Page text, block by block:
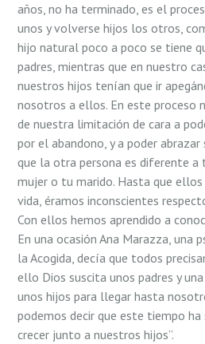
años, no ha terminado, es el
unos y volverse hijos los otros,
hijo natural poco a poco se tiene
padres, mientras que en nuestro
nuestros hijos tenían que ir
nosotros a ellos. En este proceso
de nuestra limitación de cara a
por el abandono, y a poder
que la otra persona es diferente a
mujer o tu marido. Hasta que
vida, éramos inconscientes
Con ellos hemos aprendido a
En una ocasión Ana Marazza, una
la Acogida, decía que todos
ello Dios suscita unos padres y
unos hijos para llegar hasta
podemos decir que este tiempo ha
crecer junto a nuestros hijos”.